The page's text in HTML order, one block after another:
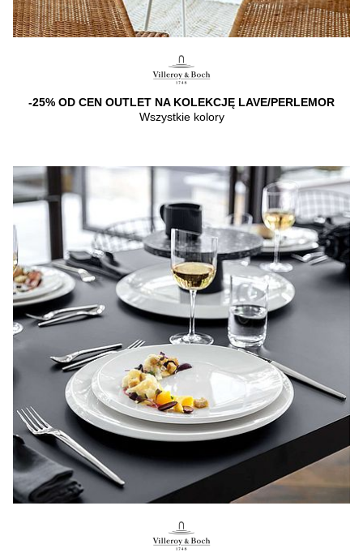
-25% OD CEN OUTLET NA KOLEKCJĘ LAVE/PERLEMOR
Wszystkie kolory